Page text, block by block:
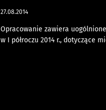
27.08.2014
Opracowanie zawiera
w I półroczu 2014 r., dotyczące